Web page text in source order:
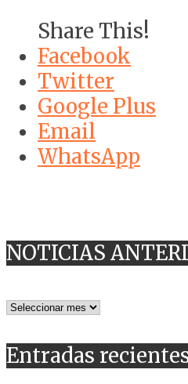
Share This!
Facebook
Twitter
Google Plus
Email
WhatsApp
NOTICIAS
NOTICIAS
Entradas